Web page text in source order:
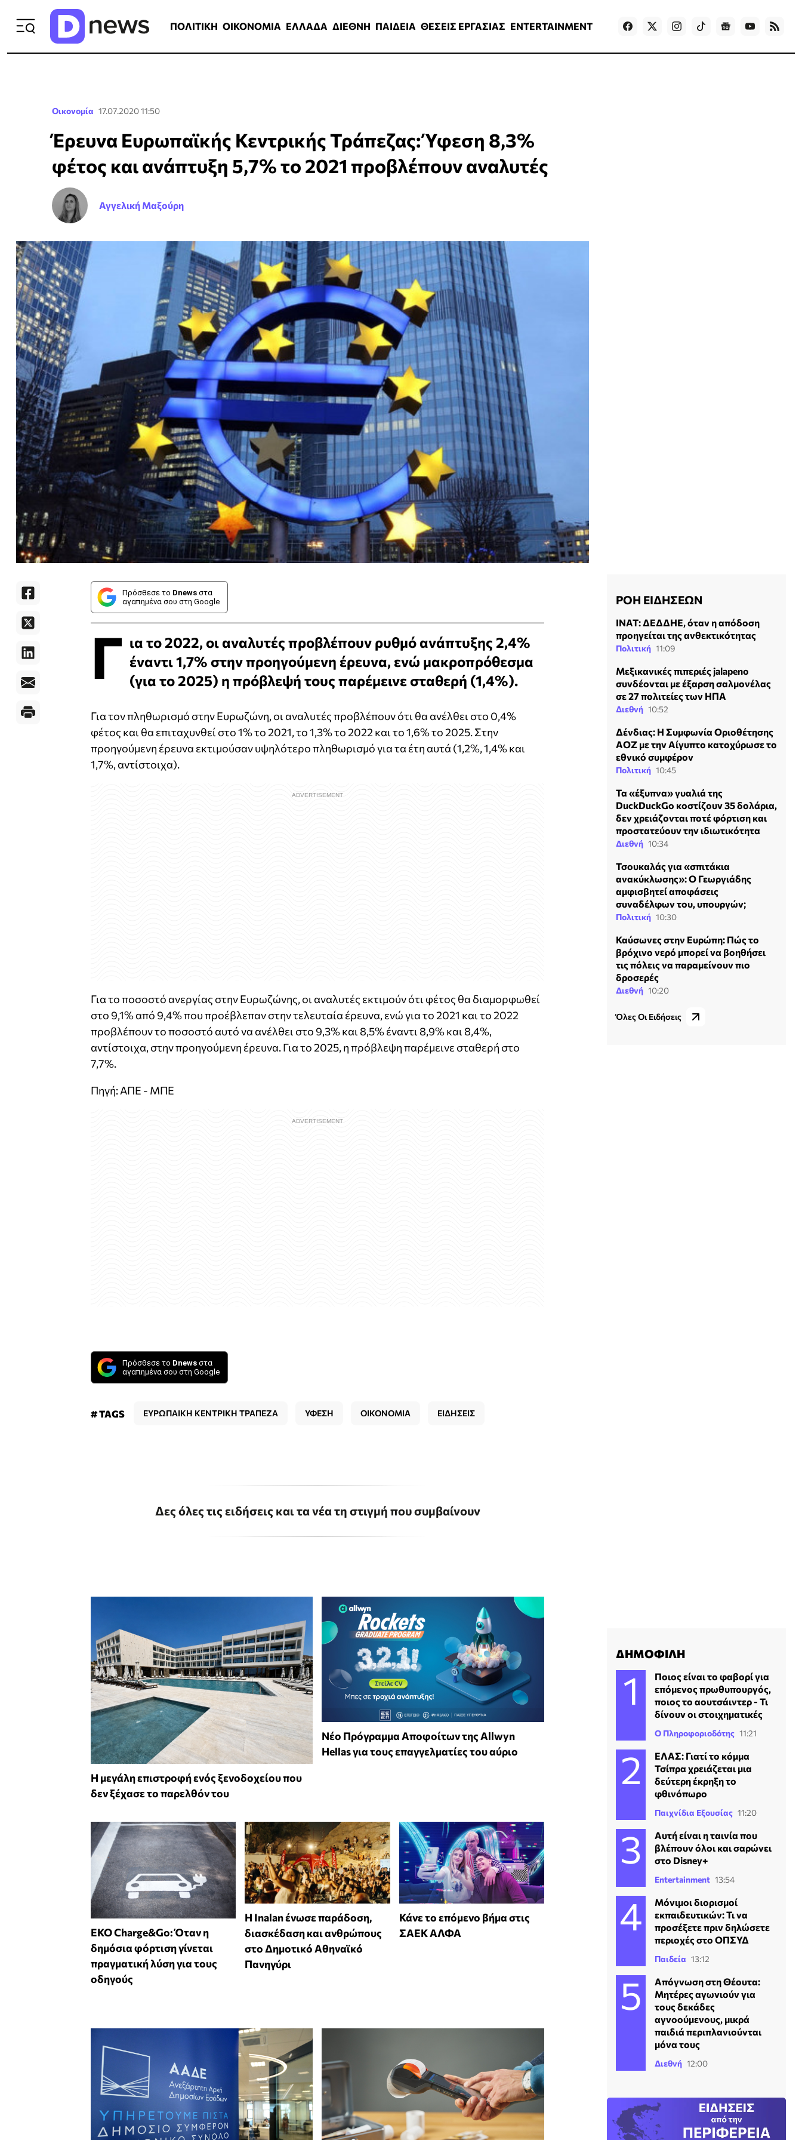
ΠΟΛΙΤΙΚΗ ΟΙΚΟΝΟΜΙΑ ΕΛΛΑΔΑ ΔΙΕΘΝΗ ΠΑΙΔΕΙΑ ΘΕΣΕΙΣ ΕΡΓΑΣΙΑΣ ENTERTAINMENT Games
Οικονομία 17.07.2020 11:50
Έρευνα Ευρωπαϊκής Κεντρικής Τράπεζας: Ύφεση 8,3%
φέτος και ανάπτυξη 5,7% το 2021 προβλέπουν αναλυτές
Αγγελική Μαξούρη
Πρόσθεσε το Dnews στα
αγαπημένα σου στη Google
Γ ια το 2022, οι αναλυτές προβλέπουν ρυθμό ανάπτυξης 2,4%
έναντι 1,7% στην προηγούμενη έρευνα, ενώ μακροπρόθεσμα
(για το 2025) η πρόβλεψή τους παρέμεινε σταθερή (1,4%).
Για τον πληθωρισμό στην Ευρωζώνη, οι αναλυτές προβλέπουν ότι θα ανέλθει στο 0,4%
φέτος και θα επιταχυνθεί στο 1% το 2021, το 1,3% το 2022 και το 1,6% το 2025. Στην
προηγούμενη έρευνα εκτιμούσαν υψηλότερο πληθωρισμό για τα έτη αυτά (1,2%, 1,4% και
1,7%, αντίστοιχα).
Για το ποσοστό ανεργίας στην Ευρωζώνης, οι αναλυτές εκτιμούν ότι φέτος θα διαμορφωθεί
στο 9,1% από 9,4% που προέβλεπαν στην τελευταία έρευνα, ενώ για το 2021 και το 2022
προβλέπουν το ποσοστό αυτό να ανέλθει στο 9,3% και 8,5% έναντι 8,9% και 8,4%,
αντίστοιχα, στην προηγούμενη έρευνα. Για το 2025, η πρόβλεψη παρέμεινε σταθερή στο
7,7%.
Πηγή: ΑΠΕ - ΜΠΕ
Πρόσθεσε το Dnews στα
αγαπημένα σου στη Google
# TAGS ΕΥΡΩΠΑΙΚΗ ΚΕΝΤΡΙΚΗ ΤΡΑΠΕΖΑ ΥΦΕΣΗ ΟΙΚΟΝΟΜΙΑ ΕΙΔΗΣΕΙΣ
Δες όλες τις ειδήσεις και τα νέα τη στιγμή που συμβαίνουν
Η μεγάλη επιστροφή ενός ξενοδοχείου που
δεν ξέχασε το παρελθόν του
Νέο Πρόγραμμα Αποφοίτων της Allwyn
Hellas για τους επαγγελματίες του αύριο
EKO Charge&Go: Όταν η
δημόσια φόρτιση γίνεται
πραγματική λύση για τους
οδηγούς
Η Inalan ένωσε παράδοση,
διασκέδαση και ανθρώπους
στο Δημοτικό Αθηναϊκό
Πανηγύρι
Κάνε το επόμενο βήμα στις
ΣΑΕΚ ΑΛΦΑ
ΡΟΗ ΕΙΔΗΣΕΩΝ
ΙΝΑΤ: ΔΕΔΔΗΕ, όταν η απόδοση
προηγείται της ανθεκτικότητας
Πολιτική 11:09
Μεξικανικές πιπεριές jalapeno
συνδέονται με έξαρση σαλμονέλας
σε 27 πολιτείες των ΗΠΑ
Διεθνή 10:52
Δένδιας: Η Συμφωνία Οριοθέτησης
ΑΟΖ με την Αίγυπτο κατοχύρωσε το
εθνικό συμφέρον
Πολιτική 10:45
Τα «έξυπνα» γυαλιά της
DuckDuckGo κοστίζουν 35 δολάρια,
δεν χρειάζονται ποτέ φόρτιση και
προστατεύουν την ιδιωτικότητα
Διεθνή 10:34
Τσουκαλάς για «σπιτάκια
ανακύκλωσης»: Ο Γεωργιάδης
αμφισβητεί αποφάσεις
συναδέλφων του, υπουργών;
Πολιτική 10:30
Καύσωνες στην Ευρώπη: Πώς το
βρόχινο νερό μπορεί να βοηθήσει
τις πόλεις να παραμείνουν πιο
δροσερές
Διεθνή 10:20
Όλες Οι Ειδήσεις
ΔΗΜΟΦΙΛΗ
Ποιος είναι το φαβορί για
επόμενος πρωθυπουργός,
ποιος το αουτσάιντερ - Τι
δίνουν οι στοιχηματικές
Ο Πληροφοριοδότης 11:21
ΕΛΑΣ: Γιατί το κόμμα
Τσίπρα χρειάζεται μια
δεύτερη έκρηξη το
φθινόπωρο
Παιχνίδια Εξουσίας 11:20
Αυτή είναι η ταινία που
βλέπουν όλοι και σαρώνει
στο Disney+
Entertainment 13:54
Μόνιμοι διορισμοί
εκπαιδευτικών: Τι να
προσέξετε πριν δηλώσετε
περιοχές στο ΟΠΣΥΔ
Παιδεία 13:12
Απόγνωση στη Θέουτα:
Μητέρες αγωνιούν για
τους δεκάδες
αγνοούμενους, μικρά
παιδιά περιπλανιούνται
μόνα τους
Διεθνή 12:00